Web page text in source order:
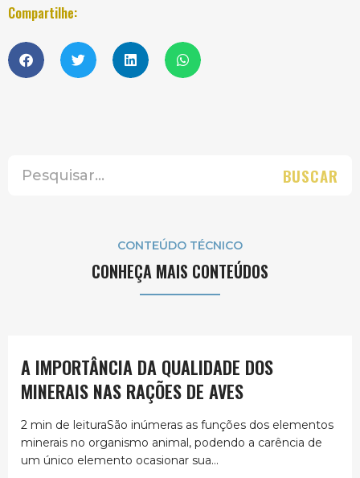
Compartilhe:
BUSCAR
CONTEÚDO TÉCNICO
CONHEÇA MAIS CONTEÚDOS
A IMPORTÂNCIA DA QUALIDADE DOS
MINERAIS NAS RAÇÕES DE AVES
2 min de leituraSão inúmeras as funções dos elementos
minerais no organismo animal, podendo a carência de
um único elemento ocasionar sua...